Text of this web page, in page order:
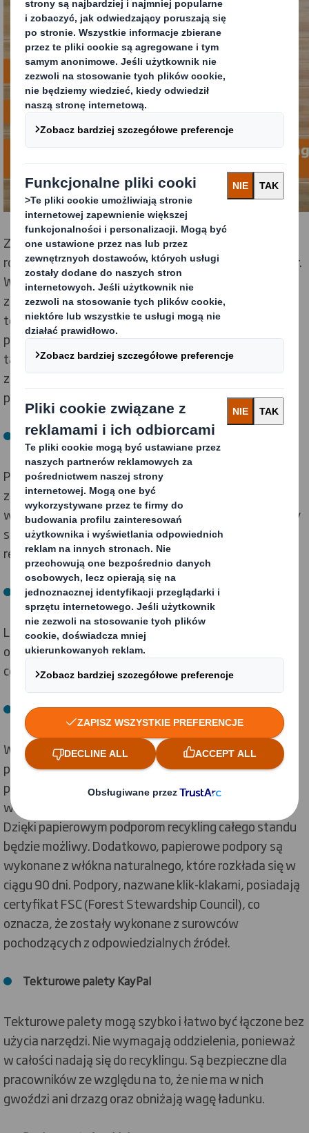
Z tego względu coraz więcej sieci handlowych wdraża
rozwiązania mające na celu zamianę plastiku na papier.
Wychodząc naprzeciw ich oczekiwaniom, DS Smith
zaprojektował EKOlogiczny POS. Używa w nim
tekturowych haków i listew cenowych, papierowych
podpór pod półki, tekturowych palet oraz papierowej
taśmy klejącej. Dzięki temu rozwiązaniu firmy
zaoszczędzą czas potrzebny na oddzielanie
plastikowych elementów konstrukcji do recyklingu.
Tekturowy hak
Plastikowe haki są powszechnie stosowane do
zawieszania produktów na standach. Dzięki
wprowadzeniu tekturowych zamienników, pracownicy
sklepów w łatwy sposób będą mogli oddać POS do
recyklingu.
Tekturowe listwy cenowe
Listwa cenowa wykonana w 100% z tektury z
okienkami umożliwiającymi umieszczenie i wymianę
cen sprawi, że stand w całości trafi na makulaturę.
Podpory papierowe pod półki
W POS-ach zazwyczaj zamocowane są niewidoczne
plastikowe klipsy. Bywają trudne do oddzielenia,
ponieważ są na stałe zamontowane w półce. Z tego
względu często POS-y nie podlegają recyklingowi.
Dzięki papierowym podporom recykling całego standu
będzie możliwy. Dodatkowo, papierowe podpory są
wykonane z włókna naturalnego, które rozkłada się w
ciągu 90 dni. Podpory, nazwane klik-klakami, posiadają
certyfikat FSC (Forest Stewardship Council), co
oznacza, że zostały wykonane z surowców
pochodzących z odpowiedzialnych źródeł.
Tekturowe palety KayPal
Tekturowe palety mogą szybko i łatwo być łączone bez
użycia narzędzi. Nie wymagają oddzielenia, ponieważ
w całości nadają się do recyklingu. Są bezpieczne dla
pracowników ze względu na to, że nie ma w nich
gwoździ ani drzazg oraz obniżają wagę ładunku.